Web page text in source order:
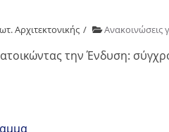
Αρχιτεκτονικής Ανακοινώσεις
την Ένδυση: